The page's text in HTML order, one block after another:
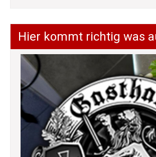
Hier kommt richtig was